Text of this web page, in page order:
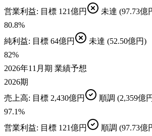
営業利益: 目標 121億円 未達 (97.73億
80.8%
純利益: 目標 64億円 未達 (52.50億円)
82%
2026年11月期 業績予想
2026期
売上高: 目標 2,430億円 順調 (2,359億
97.1%
営業利益: 目標 121億円 順調 (97.73億